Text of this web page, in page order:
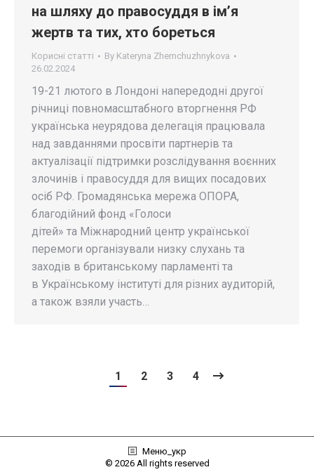
на шляху до правосуддя в ім’я
жертв та тих, хто бореться
Корисні статті By Kateryna Zhemchuzhnykova
26.02.2024
19-21 лютого в Лондоні напередодні другої
річниці повномасштабного вторгнення РФ
українська неурядова делегація працювала
над завданнями просвіти партнерів та
актуалізації підтримки розслідування воєнних
злочинів і правосуддя для вищих посадових
осіб РФ. Громадянська мережа ОПОРА,
благодійний фонд «Голоси
дітей» та Міжнародний центр української
перемоги організували низку слухань та
заходів в британському парламенті та
в Українському інституті для різних аудиторій,
а також взяли участь…
1 2 3 4
Меню_укр
© 2026 All rights reserved